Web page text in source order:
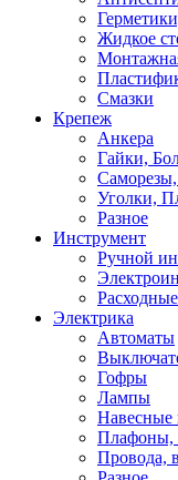
Жидкое
Смазки
Крепеж
Анкера
Гайки,
Уголки,
Разное
Инструмент
Ручной
Электрика
Автоматы
Гофры
Лампы
Навесные
Плафоны,
Провода,